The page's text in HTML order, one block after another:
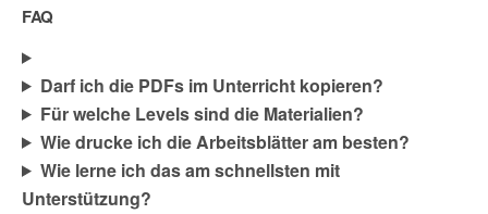
FAQ
Darf ich die PDFs im Unterricht kopieren?
Für welche Levels sind die Materialien?
Wie drucke ich die Arbeitsblätter am besten?
Wie lerne ich das am schnellsten mit
Unterstützung?